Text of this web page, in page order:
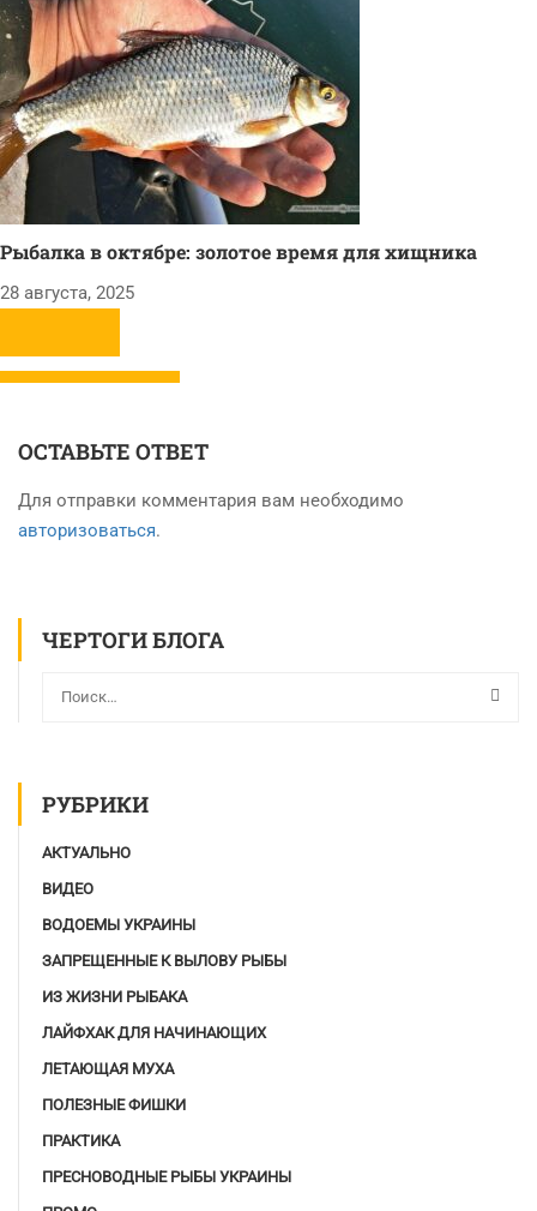
Рыбалка в октябре: золотое время для хищника
28 августа, 2025
ОСТАВЬТЕ ОТВЕТ
Для отправки комментария вам необходимо
авторизоваться.
ЧЕРТОГИ БЛОГА
РУБРИКИ
АКТУАЛЬНО
ВИДЕО
ВОДОЕМЫ УКРАИНЫ
ЗАПРЕЩЕННЫЕ К ВЫЛОВУ РЫБЫ
ИЗ ЖИЗНИ РЫБАКА
ЛАЙФХАК ДЛЯ НАЧИНАЮЩИХ
ЛЕТАЮЩАЯ МУХА
ПОЛЕЗНЫЕ ФИШКИ
ПРАКТИКА
ПРЕСНОВОДНЫЕ РЫБЫ УКРАИНЫ